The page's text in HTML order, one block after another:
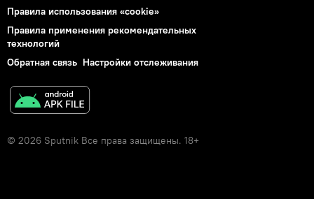
Правила использования «cookie»
Правила применения рекомендательных
технологий
Обратная связь Настройки отслеживания
© 2026 Sputnik Все права защищены. 18+